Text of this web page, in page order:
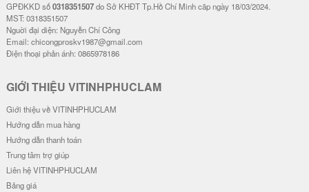
GPĐKKD số0318351507do Sở KHĐT Tp.Hồ Chí Minh cãp ngày 18/03/2024.
MST: 0318351507
Nguời đại diện: Nguyễn Chí Công
Email: chicongproskv1987@gmail.com
Điện thoại phản ánh: 0865978186
GIỚI THIỆU VITINHPHUCLAM
Giới thiệu về VITINHPHUCLAM
Hướng dẫn mua hàng
Hướng dẫn thanh toán
Trung tâm trợ giúp
Liên hệ VITINHPHUCLAM
Bảng giá